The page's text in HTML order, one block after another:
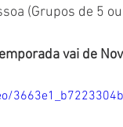
(Grupos de 5 ou
vai de